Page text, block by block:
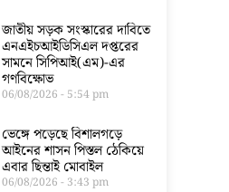
জাতীয় সড়ক সংস্কারের দাবিতে
এনএইচআইডিসিএল দপ্তরের
সামনে সিপিআই(এম)-এর
গণবিক্ষোভ
06/08/2026 5:54 pm
ভেঙ্গে পড়েছে বিশালগড়ে
আইনের শাসন পিস্তল ঠেকিয়ে
এবার ছিন্তাই মোবাইল
06/08/2026 3:43 pm